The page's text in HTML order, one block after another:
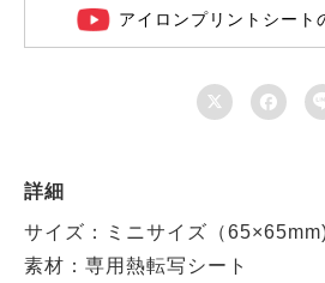
アイロンプリントシート
 
詳細
サイズ：ミニサイズ（
素材：専用熱転写シート